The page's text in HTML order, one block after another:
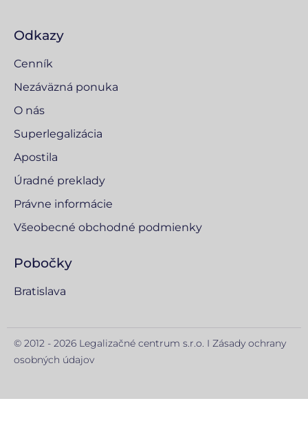
Odkazy
Cenník
Nezáväzná ponuka
O nás
Superlegalizácia
Apostila
Úradné preklady
Právne informácie
Všeobecné obchodné podmienky
Pobočky
Bratislava
© 2012 - 2026 Legalizačné centrum s.r.o. I Zásady ochrany
osobných údajov